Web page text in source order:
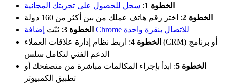
الخطوة 1 : سجل للحصول على تجربتك المجانية
الخطوة 2
: اختر رقم هاتف عملك من بين أكثر من 160 دولة
الخطوة 3
: ثبّت
إضافة Chrome للاتصال بنقرة واحدة
الخطوة 4
: اربط نظام إدارة علاقات العملاء (CRM) أو برنامج
الدعم الفني لتكامل سلس
الخطوة 5
: ابدأ بإجراء المكالمات مباشرة من متصفحك أو
تطبيق الكمبيوتر